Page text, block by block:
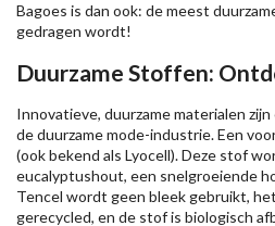
Bagoes is dan ook: de meest
gedragen wordt!
Duurzame Stoffen:
Innovatieve, duurzame materialen
de duurzame mode-industrie. Een
(ook bekend als Lyocell). Deze stof
eucalyptushout, een snelgroeiende
Tencel wordt geen bleek gebruikt,
gerecycled, en de stof is biologisch